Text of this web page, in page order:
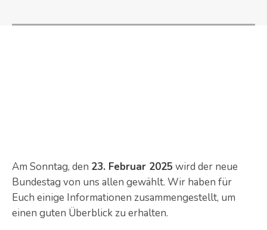
Am Sonntag, den 23. Februar 2025 wird der neue
Bundestag von uns allen gewählt. Wir haben für
Euch einige Informationen zusammengestellt, um
einen guten Überblick zu erhalten.